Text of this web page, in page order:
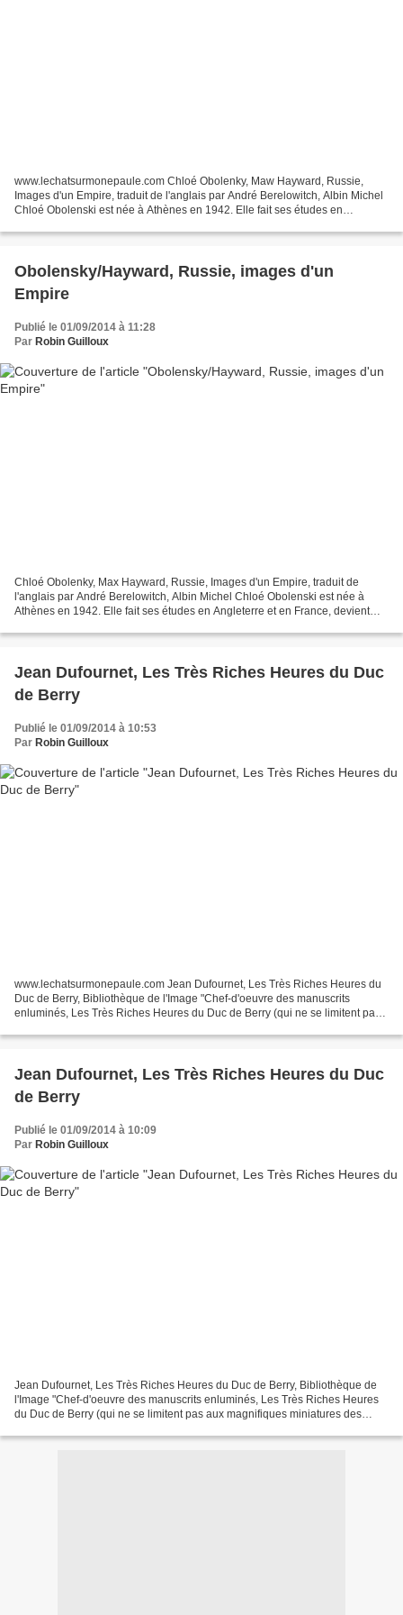
www.lechatsurmonepaule.com Chloé Obolenky, Maw Hayward, Russie,
Images d'un Empire, traduit de l'anglais par André Berelowitch, Albin Michel
Chloé Obolenski est née à Athènes en 1942. Elle fait ses études en
Obolensky/Hayward, Russie, images d'un
Empire
Publié le 01/09/2014 à 11:28
Par Robin Guilloux
Chloé Obolenky, Max Hayward, Russie, Images d'un Empire, traduit de
l'anglais par André Berelowitch, Albin Michel Chloé Obolenski est née à
Athènes en 1942. Elle fait ses études en Angleterre et en France, devient
Jean Dufournet, Les Très Riches Heures du Duc
de Berry
Publié le 01/09/2014 à 10:53
Par Robin Guilloux
www.lechatsurmonepaule.com Jean Dufournet, Les Très Riches Heures du
Duc de Berry, Bibliothèque de l'Image "Chef-d'oeuvre des manuscrits
enluminés, Les Très Riches Heures du Duc de Berry (qui ne se limitent pas
Jean Dufournet, Les Très Riches Heures du Duc
de Berry
Publié le 01/09/2014 à 10:09
Par Robin Guilloux
Jean Dufournet, Les Très Riches Heures du Duc de Berry, Bibliothèque de
l'Image "Chef-d'oeuvre des manuscrits enluminés, Les Très Riches Heures
du Duc de Berry (qui ne se limitent pas aux magnifiques miniatures des